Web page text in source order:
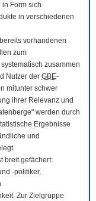
Form sich
in verschiedenen
vorhandenen
zum
zusammen
Nutzer der GBE-
mitunter schwer
ihrer Relevanz und
werden durch
Ergebnisse
und
breit gefächert:
-politiker,
Zur Zielgruppe